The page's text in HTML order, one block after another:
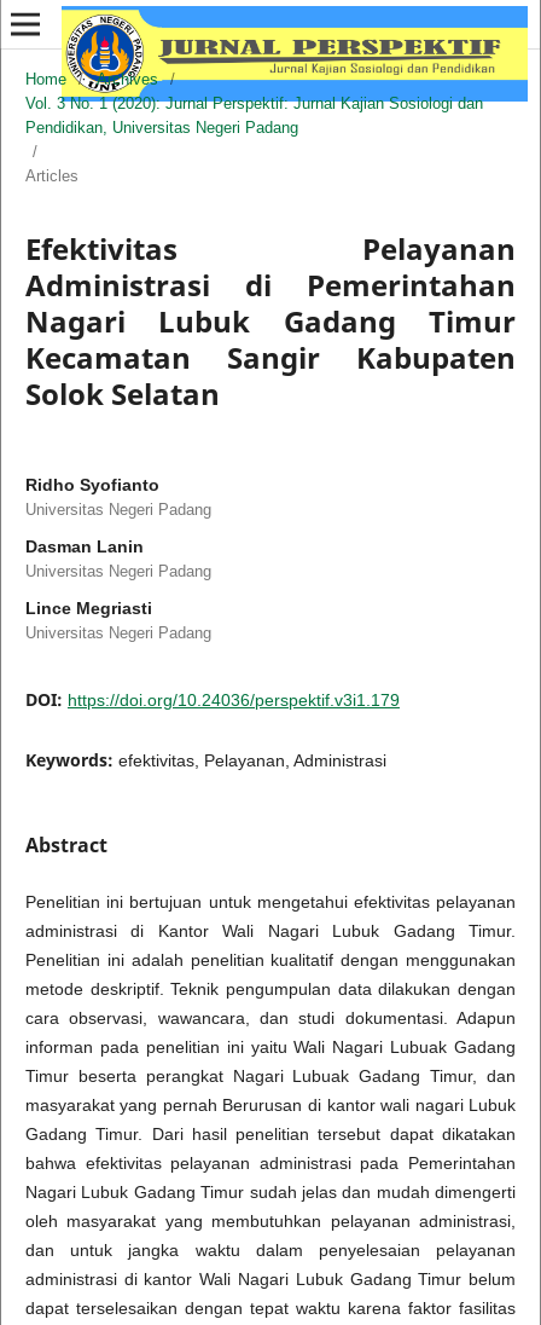
Home / Archives
/
Vol. 3 No. 1 (2020): Jurnal Perspektif: Jurnal Kajian Sosiologi dan
Pendidikan, Universitas Negeri Padang
/
Articles
Efektivitas Pelayanan
Administrasi di Pemerintahan
Nagari Lubuk Gadang Timur
Kecamatan Sangir Kabupaten
Solok Selatan
Ridho Syofianto
Universitas Negeri Padang
Dasman Lanin
Universitas Negeri Padang
Lince Megriasti
Universitas Negeri Padang
DOI: https://doi.org/10.24036/perspektif.v3i1.179
Keywords: efektivitas, Pelayanan, Administrasi
Abstract
Penelitian ini bertujuan untuk mengetahui efektivitas pelayanan
administrasi di Kantor Wali Nagari Lubuk Gadang Timur.
Penelitian ini adalah penelitian kualitatif dengan menggunakan
metode deskriptif. Teknik pengumpulan data dilakukan dengan
cara observasi, wawancara, dan studi dokumentasi. Adapun
informan pada penelitian ini yaitu Wali Nagari Lubuak Gadang
Timur beserta perangkat Nagari Lubuak Gadang Timur, dan
masyarakat yang pernah Berurusan di kantor wali nagari Lubuk
Gadang Timur. Dari hasil penelitian tersebut dapat dikatakan
bahwa efektivitas pelayanan administrasi pada Pemerintahan
Nagari Lubuk Gadang Timur sudah jelas dan mudah dimengerti
oleh masyarakat yang membutuhkan pelayanan administrasi,
dan untuk jangka waktu dalam penyelesaian pelayanan
administrasi di kantor Wali Nagari Lubuk Gadang Timur belum
dapat terselesaikan dengan tepat waktu karena faktor fasilitas